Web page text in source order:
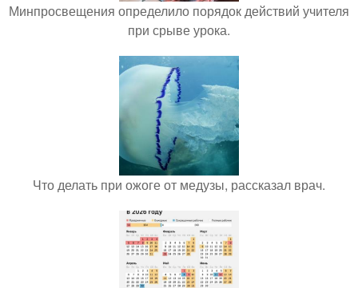
Минпросвещения определило порядок действий учителя
при срыве урока.
Что делать при ожоге от медузы, рассказал врач.